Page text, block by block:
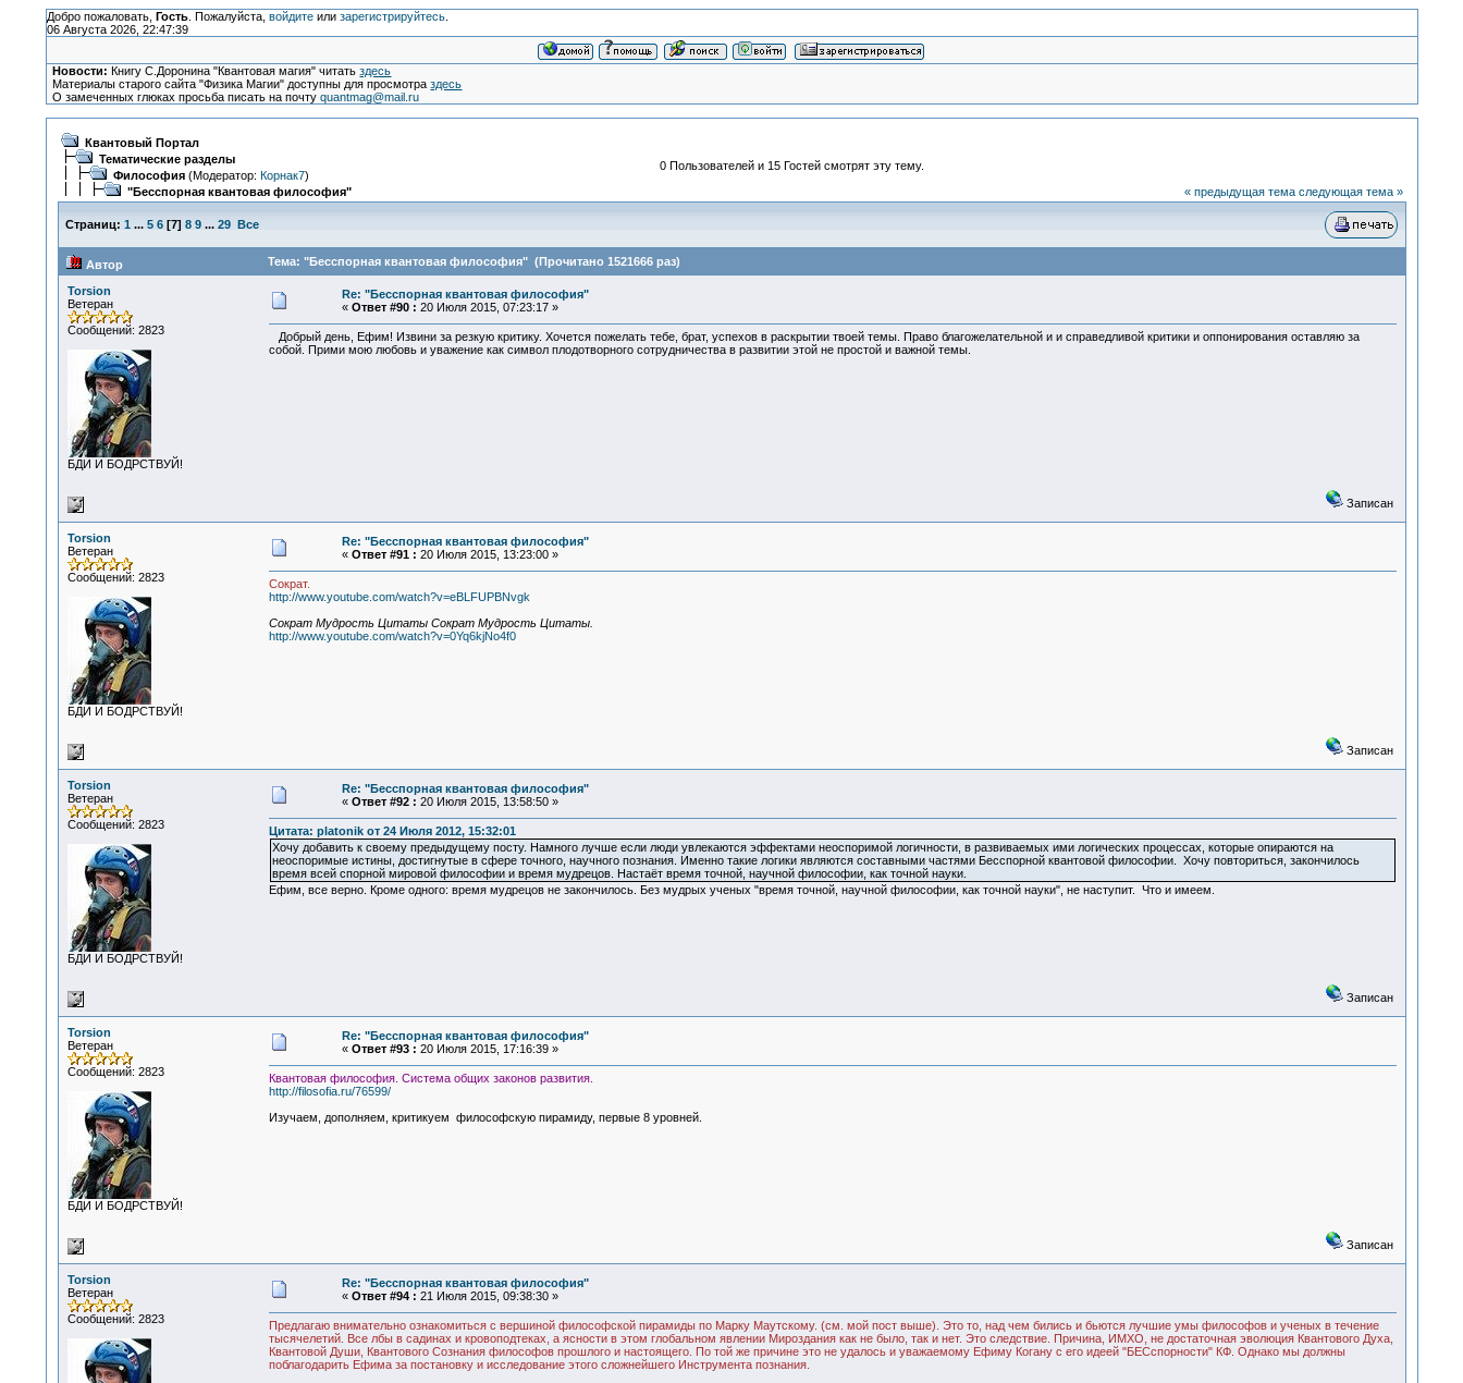
Добро пожаловать, Гость. Пожалуйста, войдитеили зарегистрируйтесь.
06 Августа 2026, 22:47:39
Новости: Книгу С.Доронина "Квантовая магия" читатьздесь
Материалы старого сайта "Физика Магии" доступны для просмотраздесь
О замеченных глюках просьба писать на почтуquantmag@mail.ru
Квантовый Портал
Тематические разделы
Философия(Модератор: Корнак7)
"Бесспорная квантовая философия"
0 Пользователей и 15 Гостей смотрят эту тему.
« предыдущая тема следующая тема »
Страниц: 1 ... 5 6[7] 8 9 ... 29 Все
Автор Тема: "Бесспорная квантовая философия" (Прочитано 1521666 раз)
Torsion
Ветеран
Сообщений: 2823
БДИ И БОДРСТВУЙ!
Re: "Бесспорная квантовая философия"
« Ответ #90 : 20 Июля 2015, 07:23:17 »
Добрый день, Ефим! Извини за резкую критику. Хочется пожелать тебе, брат, успехов в раскрытии твоей темы. Право благожелательной и и справедливой критики и оппонирования оставляю за
собой. Прими мою любовь и уважение как символ плодотворного сотрудничества в развитии этой не простой и важной темы.
Записан
Torsion
Ветеран
Сообщений: 2823
БДИ И БОДРСТВУЙ!
Re: "Бесспорная квантовая философия"
« Ответ #91 : 20 Июля 2015, 13:23:00 »
Сократ.
http://www.youtube.com/watch?v=eBLFUPBNvgk
Сократ Мудрость Цитаты Сократ Мудрость Цитаты.
http://www.youtube.com/watch?v=0Yq6kjNo4f0
Записан
Torsion
Ветеран
Сообщений: 2823
БДИ И БОДРСТВУЙ!
Re: "Бесспорная квантовая философия"
« Ответ #92 : 20 Июля 2015, 13:58:50 »
Цитата: platonik от 24 Июля 2012, 15:32:01
Хочу добавить к своему предыдущему посту. Намного лучше если люди увлекаются эффектами неоспоримой логичности, в развиваемых ими логических процессах, которые опираются на
неоспоримые истины, достигнутые в сфере точного, научного познания. Именно такие логики являются составными частями Бесспорной квантовой философии. Хочу повториться, закончилось
время всей спорной мировой философии и время мудрецов. Настаёт время точной, научной философии, как точной науки.
Ефим, все верно. Кроме одного: время мудрецов не закончилось. Без мудрых ученых "время точной, научной философии, как точной науки", не наступит. Что и имеем.
Записан
Torsion
Ветеран
Сообщений: 2823
БДИ И БОДРСТВУЙ!
Re: "Бесспорная квантовая философия"
« Ответ #93 : 20 Июля 2015, 17:16:39 »
Квантовая философия. Система общих законов развития.
http://filosofia.ru/76599/
Изучаем, дополняем, критикуем философскую пирамиду, первые 8 уровней.
Записан
Torsion
Ветеран
Сообщений: 2823
Re: "Бесспорная квантовая философия"
« Ответ #94 : 21 Июля 2015, 09:38:30 »
Предлагаю внимательно ознакомиться с вершиной философской пирамиды по Марку Маутскому. (см. мой пост выше). Это то, над чем бились и бьются лучшие умы философов и ученых в течение
тысячелетий. Все лбы в садинах и кровоподтеках, а ясности в этом глобальном явлении Мироздания как не было, так и нет. Это следствие. Причина, ИМХО, не достаточная эволюция Квантового Духа,
Квантовой Души, Квантового Сознания философов прошлого и настоящего. По той же причине это не удалось и уважаемому Ефиму Когану с его идеей "БЕСспорности" КФ. Однако мы должны
поблагодарить Ефима за постановку и исследование этого сложнейшего Инструмента познания.